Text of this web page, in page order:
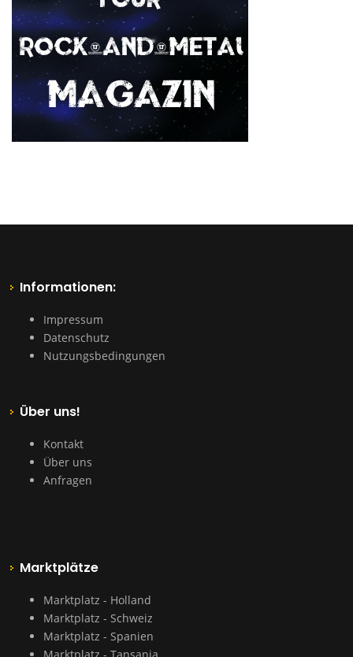
Informationen:
Impressum
Datenschutz
Nutzungsbedingungen
Über uns!
Kontakt
Über uns
Anfragen
Marktplätze
Marktplatz - Holland
Marktplatz - Schweiz
Marktplatz - Spanien